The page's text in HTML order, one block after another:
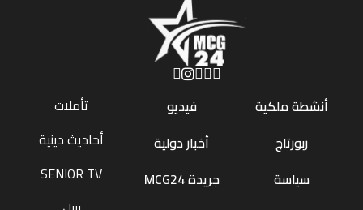
أنشطة ملكية
ربورتاج
سياسة
فيديو
أخبار دولية
جريدة MCG24
تأملات
أحاديث دينية
SENIOR TV